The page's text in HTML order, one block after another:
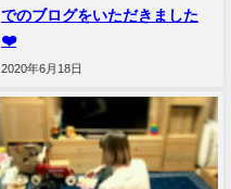
でのブログをいただきました
❤️
2020年6月18日